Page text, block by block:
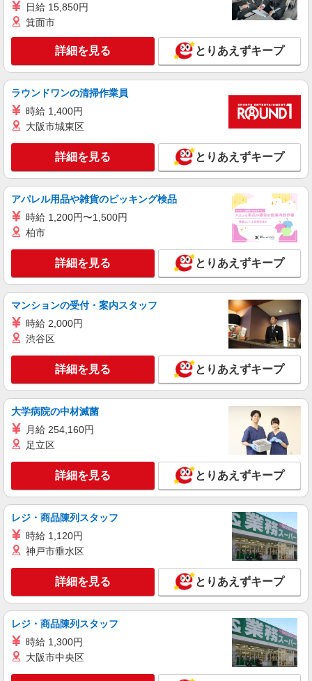
パート
株式会社魚国総本社
総合福祉施設内での調理補助さん
時給1200円〜
京都府京都市西京区下津林東大般若町32
キープ 詳細を見る
株式会社魚国総本社
総合施設内での調理師さん
時給1400円〜
京都府京都市西京区下津林東大般若町32
キープ 詳細を見る
契約社員
株式会社魚国総本社
高齢者総合福祉施設内厨房での調理員さん
（高齢者総合福祉施設 京都厚生園）京都府京
都市西京区山田平尾町46
キープ 詳細を見る
京都ケアセンターそよ風：RO45579
【月給】198,000円〜235,000円 ▼給与詳細 職
務手当5,000円 ▼下記別途支給 通勤手当 年末年始
手当：380円/時 寸志あり：年2回（6月・12月）
※業績による 特別報酬：平均33万円（最高額95.8
万円） ※2025年6月支給実績
京都府京都市西京区大枝東新林町2-13
キープ 詳細を見る
日給 15,850円
箕面市
詳細を見る とりあえずキープ
ラウンドワンの清掃作業員
時給 1,400円
大阪市城東区
詳細を見る とりあえずキープ
アパレル用品や雑貨のピッキング検品
時給 1,200円〜1,500円
柏市
詳細を見る とりあえずキープ
マンションの受付・案内スタッフ
時給 2,000円
渋谷区
詳細を見る とりあえずキープ
大学病院の中材滅菌
月給 254,160円
足立区
詳細を見る とりあえずキープ
レジ・商品陳列スタッフ
時給 1,120円
神戸市垂水区
詳細を見る とりあえずキープ
レジ・商品陳列スタッフ
時給 1,300円
大阪市中央区